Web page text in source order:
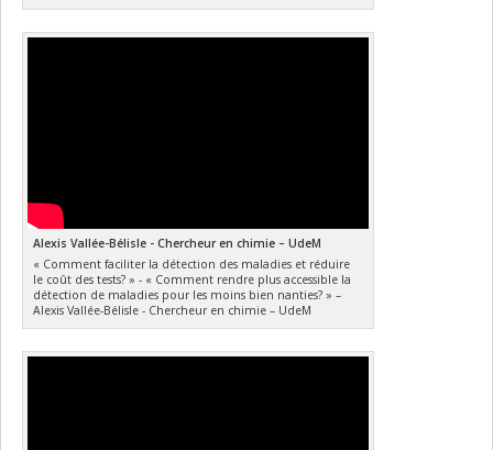
Alexis Vallée-Bélisle - Chercheur en chimie – UdeM
« Comment faciliter la détection des maladies et réduire
le coût des tests? » - « Comment rendre plus accessible la
détection de maladies pour les moins bien nanties? » –
Alexis Vallée-Bélisle - Chercheur en chimie – UdeM